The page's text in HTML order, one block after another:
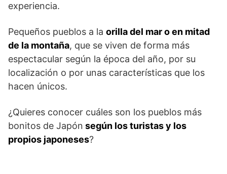
experiencia.
Pequeños pueblos a la orilla del mar o en mitad
de la montaña, que se viven de forma más
espectacular según la época del año, por su
localización o por unas características que los
hacen únicos.
¿Quieres conocer cuáles son los pueblos más
bonitos de Japón según los turistas y los
propios japoneses?